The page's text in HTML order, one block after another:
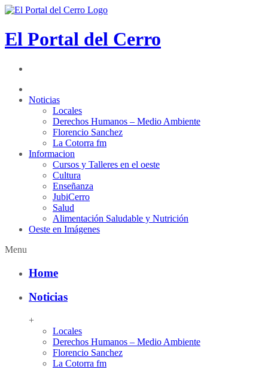
El Portal del Cerro
Noticias
Locales
Derechos Humanos – Medio Ambiente
Florencio Sanchez
La Cotorra fm
Informacion
Cursos y Talleres en el oeste
Cultura
Enseñanza
JubiCerro
Salud
Alimentación Saludable y Nutrición
Oeste en Imágenes
Menu
Home
Noticias
+
Locales
Derechos Humanos – Medio Ambiente
Florencio Sanchez
La Cotorra fm